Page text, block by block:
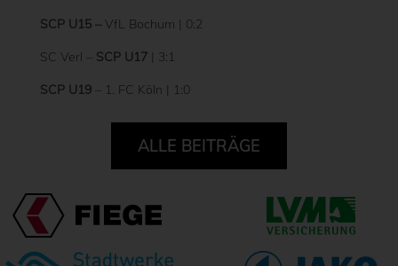
SCP U15 – VfL Bochum | 0:2
SC Verl – SCP U17| 3:1
SCP U19– 1. FC Köln | 1:0
ALLE BEITRÄGE